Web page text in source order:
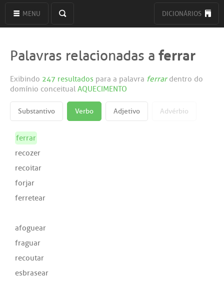
MENU DICIONÁRIOS
Palavras relacionadas a ferrar
Exibindo 247 resultados para a palavra ferrardentro do
domínio conceitual AQUECIMENTO
Substantivo Verbo Adjetivo Advérbio
ferrar
recozer
recoitar
forjar
ferretear
afoguear
fraguar
recoutar
esbrasear